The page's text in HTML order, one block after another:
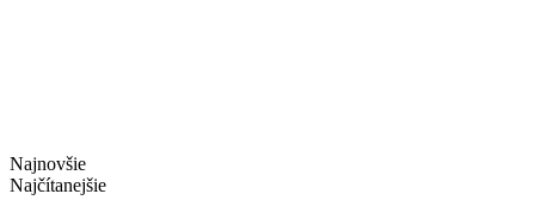
Najnovšie
Najčítanejšie